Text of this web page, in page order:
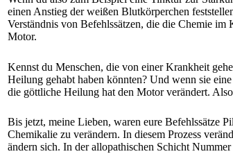
einen Anstieg der weißen Blutkörperchen
Verständnis von Befehlssätzen, die die Chemie
Motor.
Kennst du Menschen, die von einer Krankheit
Heilung gehabt haben könnten? Und wenn sie
die göttliche Heilung hat den Motor verändert.
Bis jetzt, meine Lieben, waren eure Befehlssätze
Chemikalie zu verändern. In diesem Prozess
ändern sich. In der allopathischen Schicht